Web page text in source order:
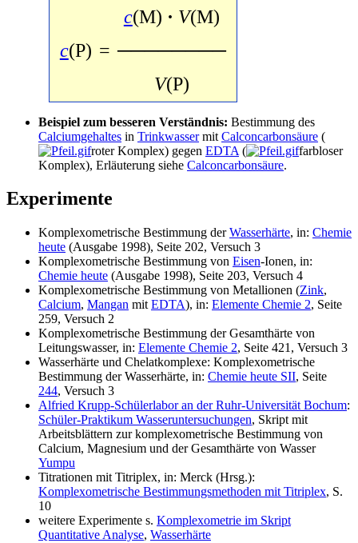
c(M) · V(M)
c(P) = ────────
V(P)
Beispiel zum besseren Verständnis: Bestimmung des
Calciumgehaltes in Trinkwassermit Calconcarbonsäure (
roter Komplex) gegen EDTA (
farbloser
Komplex), Erläuterung siehe Calconcarbonsäure.
Experimente
Komplexometrische Bestimmung derWasserhärte, in: Chemie
heute (Ausgabe 1998), Seite 202, Versuch 3
Komplexometrische Bestimmung von Eisen-Ionen, in:
Chemie heute (Ausgabe 1998), Seite 203, Versuch 4
Komplexometrische Bestimmung von Metallionen (Zink,
Calcium, Mangan mit EDTA), in: Elemente Chemie 2, Seite
259, Versuch 2
Komplexometrische Bestimmung der Gesamthärte von
Leitungswasser, in: Elemente Chemie 2, Seite 421, Versuch 3
Wasserhärte und Chelatkomplexe: Komplexometrische
Bestimmung der Wasserhärte, in: Chemie heute SII, Seite
244, Versuch 3
Alfried Krupp-Schülerlabor an der Ruhr-Universität Bochum:
Schüler-Praktikum Wasseruntersuchungen, Skript mit
Arbeitsblättern zur komplexometrische Bestimmung von
Calcium, Magnesium und der Gesamthärte von Wasser
Yumpu
Titrationen mit Titriplex, in: Merck (Hrsg.):
Komplexometrische Bestimmungsmethoden mit Titriplex, S.
10
weitere Experimente s. Komplexometrie im Skript
Quantitative Analyse, Wasserhärte